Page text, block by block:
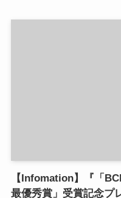
【Infomation】『「
最優秀賞」受賞記念プ